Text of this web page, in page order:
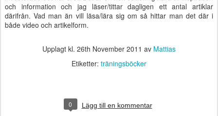
och information och jag läser/tittar dagligen ett antal artiklar
därifrån. Vad man än vill läsa/lära sig om så hittar man det där i
både video och artikelform.
Upplagt kl. 26th November 2011 av Mattias
Etiketter: träningsböcker
0 Lägg till en kommentar